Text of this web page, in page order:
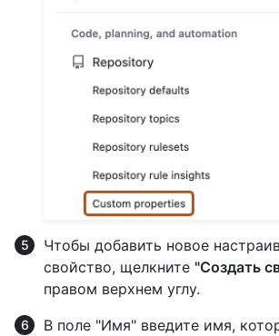
Чтобы добавить новое
свойство, щелкните "Создать
правом верхнем углу.
В поле "Имя" введите имя,